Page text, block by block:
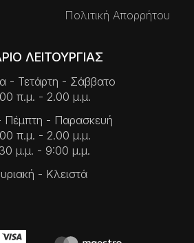
Πολιτική Απορρήτου
ΛΕΙΤΟΥΡΓΙΑΣ
- Τετάρτη - Σάββατο
π.μ. - 2.00 μ.μ.
Πέμπτη - Παρασκευή
π.μ. - 2.00 μ.μ.
μ.μ. - 9:00 μ.μ.
- Κλειστά